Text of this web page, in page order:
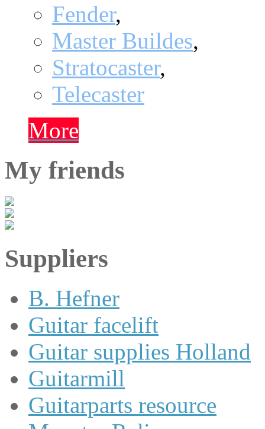
Fender,
Master Buildes,
Stratocaster,
Telecaster
More
My friends
Suppliers
B. Hefner
Guitar facelift
Guitar supplies Holland
Guitarmill
Guitarparts resource